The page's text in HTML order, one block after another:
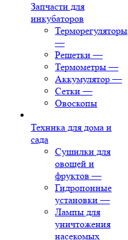
Запчасти для
инкубаторов
Терморегуляторы
—
Решетки —
Термометры —
Аккумулятор —
Сетки —
Овоскопы
Техника для дома и
сада
Сушилки для
овощей и
фруктов —
Гидропонные
установки —
Лампы для
уничтожения
насекомых